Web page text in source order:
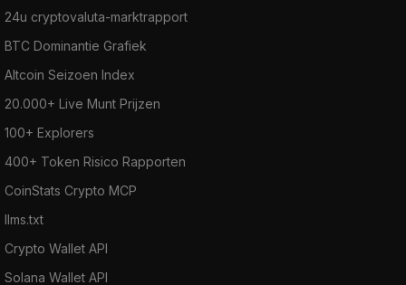
24u cryptovaluta-marktrapport
BTC Dominantie Grafiek
Altcoin Seizoen Index
20.000+ Live Munt Prijzen
100+ Explorers
400+ Token Risico Rapporten
CoinStats Crypto MCP
llms.txt
Crypto Wallet API
Solana Wallet API